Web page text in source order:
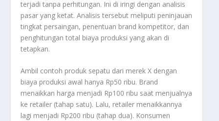
terjadi tanpa perhitungan. Ini di iringi dengan analisis
pasar yang ketat. Analisis tersebut meliputi peninjauan
tingkat persaingan, penentuan brand kompetitor, dan
penghitungan total biaya produksi yang akan di
tetapkan.
Ambil contoh produk sepatu dari merek X dengan
biaya produksi awal hanya Rp50 ribu. Brand
menaikkan harga menjadi Rp100 ribu saat menjualnya
ke retailer (tahap satu). Lalu, retailer menaikkannya
lagi menjadi Rp200 ribu (tahap dua). Konsumen